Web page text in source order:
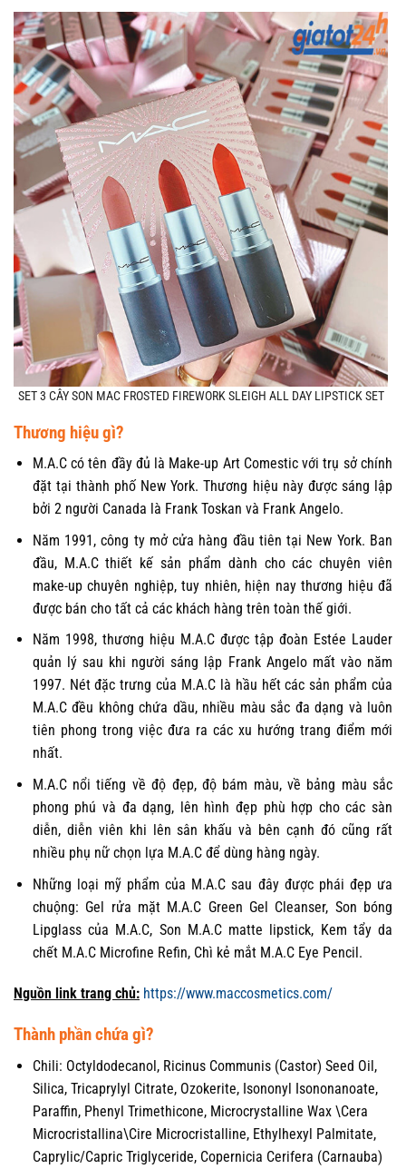
SET 3 CÂY SON MAC FROSTED FIREWORK SLEIGH ALL DAY LIPSTICK SET
Thương hiệu gì?
M.A.C có tên đầy đủ là Make-up Art Comestic với trụ sở chính
đặt tại thành phố New York. Thương hiệu này được sáng lập
bởi 2 người Canada là Frank Toskan và Frank Angelo.
Năm 1991, công ty mở cửa hàng đầu tiên tại New York. Ban
đầu, M.A.C thiết kế sản phẩm dành cho các chuyên viên
make-up chuyên nghiệp, tuy nhiên, hiện nay thương hiệu đã
được bán cho tất cả các khách hàng trên toàn thế giới.
Năm 1998, thương hiệu M.A.C được tập đoàn Estée Lauder
quản lý sau khi người sáng lập Frank Angelo mất vào năm
1997. Nét đặc trưng của M.A.C là hầu hết các sản phẩm của
M.A.C đều không chứa dầu, nhiều màu sắc đa dạng và luôn
tiên phong trong việc đưa ra các xu hướng trang điểm mới
nhất.
M.A.C nổi tiếng về độ đẹp, độ bám màu, về bảng màu sắc
phong phú và đa dạng, lên hình đẹp phù hợp cho các sàn
diễn, diễn viên khi lên sân khấu và bên cạnh đó cũng rất
nhiều phụ nữ chọn lựa M.A.C để dùng hàng ngày.
Những loại mỹ phẩm của M.A.C sau đây được phái đẹp ưa
chuộng: Gel rửa mặt M.A.C Green Gel Cleanser, Son bóng
Lipglass của M.A.C, Son M.A.C matte lipstick, Kem tẩy da
chết M.A.C Microfine Refin, Chì kẻ mắt M.A.C Eye Pencil.
Nguồn link trang chủ: https://www.maccosmetics.com/
Thành phần chứa gì?
Chili: Octyldodecanol, Ricinus Communis (Castor) Seed Oil,
Silica, Tricaprylyl Citrate, Ozokerite, Isononyl Isononanoate,
Paraffin, Phenyl Trimethicone, Microcrystalline Wax \Cera
Microcristallina\Cire Microcristalline, Ethylhexyl Palmitate,
Caprylic/Capric Triglyceride, Copernicia Cerifera (Carnauba)